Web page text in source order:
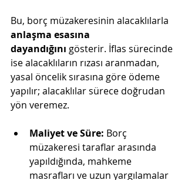
Bu, borç müzakeresinin alacaklılarla
anlaşma esasına
dayandığını gösterir. İflas sürecinde
ise alacaklıların rızası aranmadan,
yasal öncelik sırasına göre ödeme
yapılır; alacaklılar sürece doğrudan
yön veremez.
Maliyet ve Süre: Borç
müzakeresi taraflar arasında
yapıldığında, mahkeme
masrafları ve uzun yargılamalar